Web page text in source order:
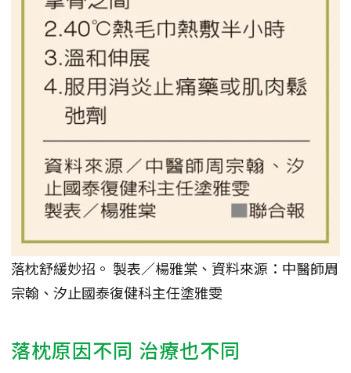
落枕舒緩妙招。 製表／楊雅棠、資料來源：中醫師周
宗翰、汐止國泰復健科主任塗雅雯
落枕原因不同 治療也不同